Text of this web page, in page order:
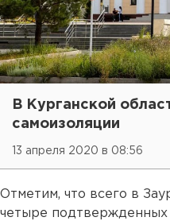
В Курганской
самоизоляции
13 апреля 2020 в 08:56
Отметим, что всего в
четыре подтвержденных